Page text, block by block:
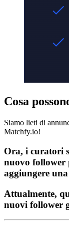
Cosa
Siamo lieti di
Matchfy.io!
Ora, i curatori
nuovo follower
aggiungere
Attualmente,
nuovi follower